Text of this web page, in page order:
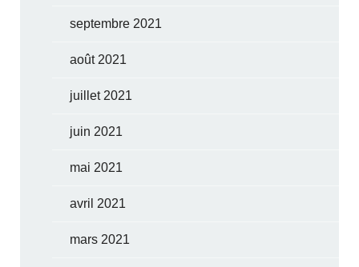
septembre 2021
août 2021
juillet 2021
juin 2021
mai 2021
avril 2021
mars 2021